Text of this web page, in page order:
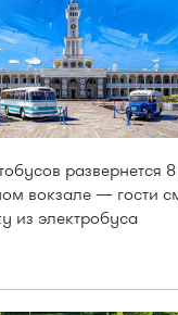
развернется
вокзале — гости
из электробуса